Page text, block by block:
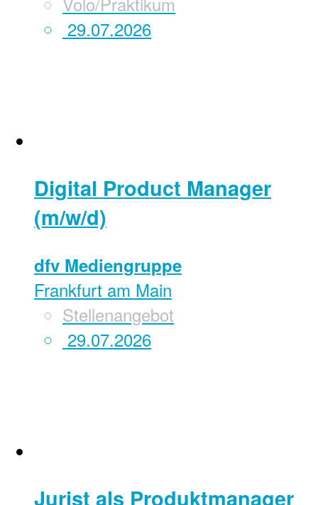
29.07.2026
Digital Product Manager
(m/w/d)
dfv Mediengruppe
Frankfurt am Main
Stellenangebot
29.07.2026
Jurist als Produktmanager